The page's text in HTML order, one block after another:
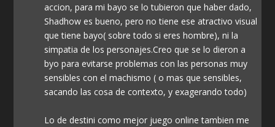
accion, para mi bayo se lo tubieron que haber dado,
Shadhow es bueno, pero no tiene ese atractivo visual
que tiene bayo( sobre todo si eres hombre), ni la
simpatia de los personajes.Creo que se lo dieron a
byo para evitarse problemas con las personas muy
sensibles con el machismo ( o mas que sensibles,
sacando las cosa de contexto, y exagerando todo)
Lo de destini como mejor juego online tambien me